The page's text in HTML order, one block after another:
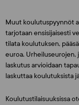
Muut koulutuspyynnöt
tarjotaan ensisijaisesti
tilata koulutuksen,
euroa. Urheiluseurojen,
laskutus arvioidaan
laskuttaa koulutuksista
Koulutustilaisuuksissa